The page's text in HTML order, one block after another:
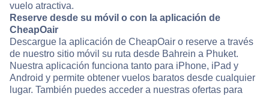
vuelo atractiva.
Reserve desde su móvil o con la aplicación de
CheapOair
Descargue la aplicación de CheapOair o reserve a través
de nuestro sitio móvil su ruta desde Bahrein a Phuket.
Nuestra aplicación funciona tanto para iPhone, iPad y
Android y permite obtener vuelos baratos desde cualquier
lugar. También puedes acceder a nuestras ofertas para